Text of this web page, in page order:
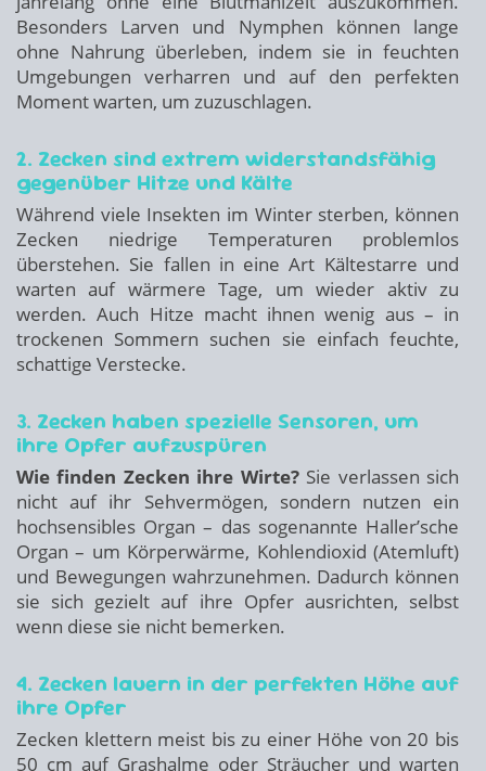
Besonders Larven und Nymphen können lange
ohne Nahrung überleben, indem sie in feuchten
Umgebungen verharren und auf den perfekten
Moment warten, um zuzuschlagen.
2. Zecken sind extrem widerstandsfähig
gegenüber Hitze und Kälte
Während viele Insekten im Winter sterben, können
Zecken niedrige Temperaturen problemlos
überstehen. Sie fallen in eine Art Kältestarre und
warten auf wärmere Tage, um wieder aktiv zu
werden. Auch Hitze macht ihnen wenig aus – in
trockenen Sommern suchen sie einfach feuchte,
schattige Verstecke.
3. Zecken haben spezielle Sensoren, um
ihre Opfer aufzuspüren
Wie finden Zecken ihre Wirte?Sie verlassen sich
nicht auf ihr Sehvermögen, sondern nutzen ein
hochsensibles Organ – das sogenannte Haller’sche
Organ – um Körperwärme, Kohlendioxid (Atemluft)
und Bewegungen wahrzunehmen. Dadurch können
sie sich gezielt auf ihre Opfer ausrichten, selbst
wenn diese sie nicht bemerken.
4. Zecken lauern in der perfekten Höhe auf
ihre Opfer
Zecken klettern meist bis zu einer Höhe von 20 bis
50 cm auf Grashalme oder Sträucher und warten